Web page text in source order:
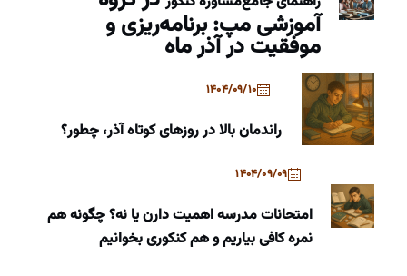
آموزشی مپ: برنامه‌ریزی و
موفقیت در آذر ماه
1404/09/10
راندمان بالا در روزهای کوتاه آذر، چطور؟
1404/09/09
امتحانات مدرسه اهمیت دارن یا نه؟ چگونه هم
نمره کافی بیاریم و هم کنکوری بخوانیم